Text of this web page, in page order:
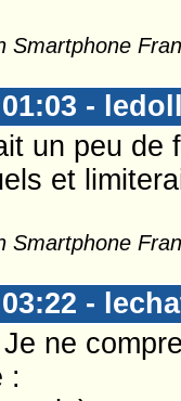
Smartphone
-
un peu de
et
Smartphone
-
ne
: